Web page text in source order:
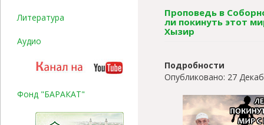
Литература
Аудио
Фонд "БАРАКАТ"
Проповедь в
ли покинуть этот
Хызир
Подробности
Опубликовано: 27